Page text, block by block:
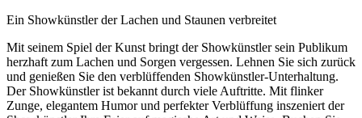
Ein Showkünstler der Lachen und Staunen verbreitet
Mit seinem Spiel der Kunst bringt der Showkünstler sein Publikum
herzhaft zum Lachen und Sorgen vergessen. Lehnen Sie sich zurück
und genießen Sie den verblüffenden Showkünstler-Unterhaltung.
Der Showkünstler ist bekannt durch viele Auftritte. Mit flinker
Zunge, elegantem Humor und perfekter Verblüffung inszeniert der